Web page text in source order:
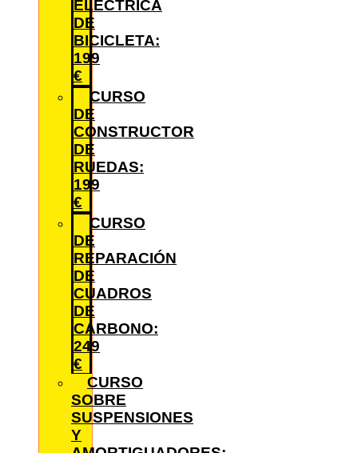
ELÉCTRICA
DE
BICICLETA:
199
€
CURSO
DE
CONSTRUCTOR
DE
RUEDAS:
199
€
CURSO
DE
REPARACIÓN
DE
CUADROS
DE
CARBONO:
249
€
CURSO
SOBRE
SUSPENSIONES
Y